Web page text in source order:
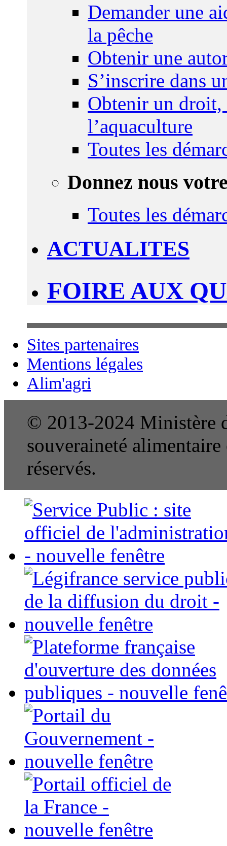
Demander une
la pêche
Obtenir une
S’inscrire dans
Obtenir un droit,
l’aquaculture
Toutes les
Donnez nous
Toutes les
ACTUALITES
FOIRE AUX
Sites partenaires
Mentions légales
Alim'agri
© 2013-2024 Ministère
souveraineté
réservés.